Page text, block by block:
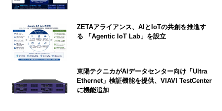
ZETAアライアンス、AIとIoTの共創を推進す
る 「Agentic IoT Lab」を設立
東陽テクニカがAIデータセンター向け「Ultra
Ethernet」検証機能を提供、VIAVI TestCenter
に機能追加